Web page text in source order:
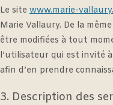
Le site www.marie-
Marie Vallaury. De la
être modifiées à tout
l’utilisateur qui est invité
afin d’en prendre
3. Description des